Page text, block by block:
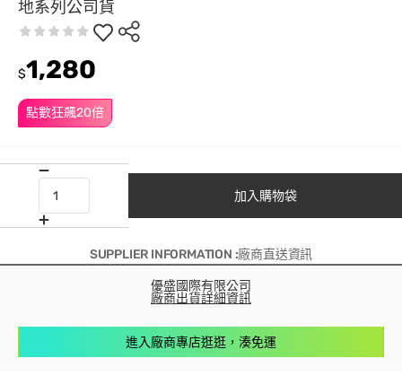
地系列公司貨
點數狂飆20倍
$1,280
加入購物袋
SUPPLIER INFORMATION :廠商直送資訊
優盛國際有限公司
廠商出貨詳細資訊
進入廠商專店逛逛，湊免運